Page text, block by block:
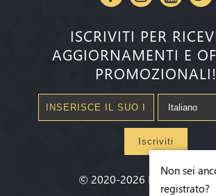
ISCRIVITI PER
AGGIORNAMENTI E
PROMOZIONALI!
Iscriviti
© 2020-2026 Millenium
Non sei
registrato?